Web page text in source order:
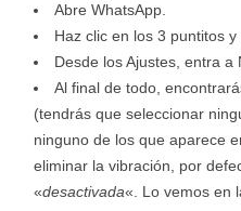
Abre WhatsApp.
Haz clic en los 3 puntitos y
Desde los Ajustes, entra a
Al final de todo,
(tendrás que seleccionar
ninguno de los que aparece
eliminar la vibración, por
«desactivada«. Lo vemos en